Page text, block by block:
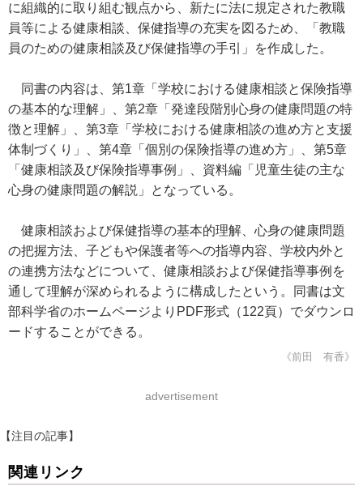
に組織的に取り組む観点から、新たに法に規定された教職
員等による健康相談、保健指導の充実を図るため、「教職
員のための健康相談及び保健指導の手引」を作成した。
同書の内容は、第1章「学校における健康相談と保険指導
の基本的な理解」、第2章「発達段階別心身の健康問題の特
徴と理解」、第3章「学校における健康相談の進め方と支援
体制づくり」、第4章「個別の保険指導の進め方」、第5章
「健康相談及び保険指導事例」、資料編「児童生徒の主な
心身の健康問題の解説」となっている。
健康相談および保健指導の基本的理解、心身の健康問題
の把握方法、子どもや保護者等への指導内容、学校内外と
の連携方法などについて、健康相談および保健指導事例を
通して理解が深められるように構成したという。同書は文
部科学省のホームページよりPDF形式（122頁）でダウンロ
ードすることができる。
《前田 有香》
advertisement
【注目の記事】
関連リンク